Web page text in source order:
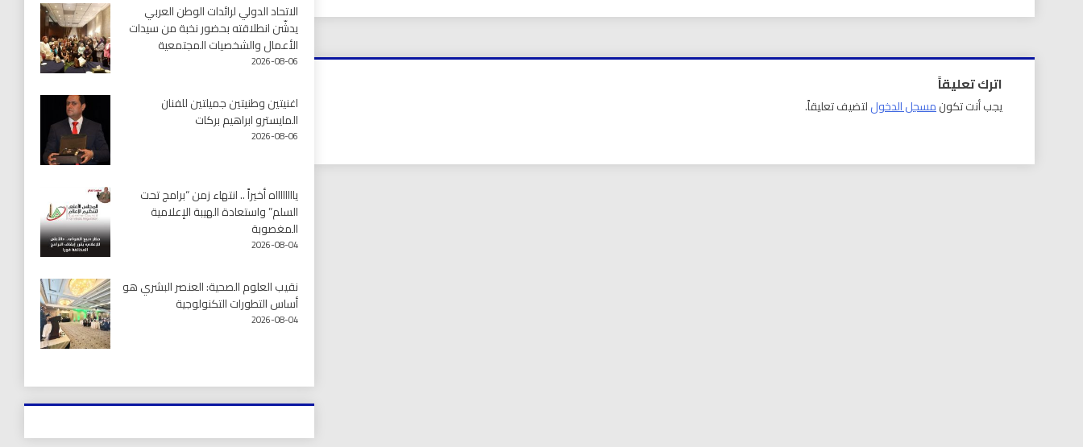
اترك تعليقاً
يجب أنت تكونمسجل الدخوللتضيف تعليقاً.
الاتحاد الدولي لرائدات الوطن العربي
يدشّن انطلاقته بحضور نخبة من سيدات
الأعمال والشخصيات المجتمعية
2026-08-06
اغنيتين وطنيتين جميلتين للفنان
المايسترو ابراهيم بركات
2026-08-06
يااااااااه أخيراً .. انتهاء زمن “برامج تحت
السلم” واستعادة الهيبة الإعلامية
المغصوبة
2026-08-04
نقيب العلوم الصحية: العنصر البشري هو
أساس التطورات التكنولوجية
2026-08-04